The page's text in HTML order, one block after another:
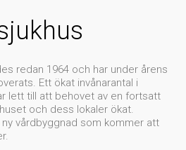
redan 1964 och har under årens
Ett ökat invånarantal i
lett till att behovet av en fortsatt
och dess lokaler ökat.
vårdbyggnad som kommer att